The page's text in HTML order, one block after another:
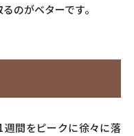
のがベターです。
間をピークに徐々に落